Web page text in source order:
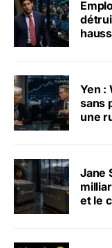
Yen :
sans
une
Jane
et le